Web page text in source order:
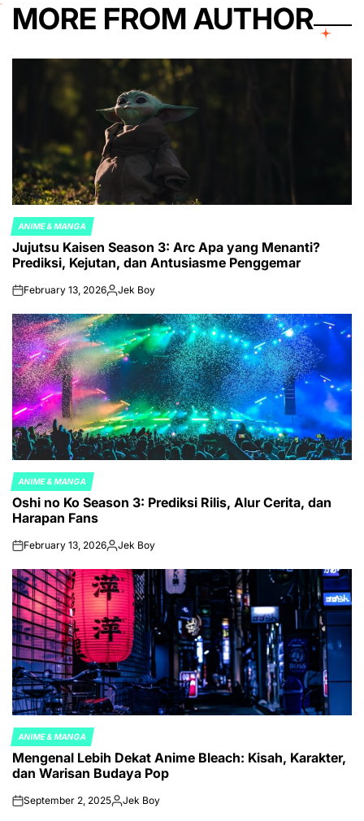
MORE FROM AUTHOR
POSTED
IN
ANIME & MANGA
Jujutsu Kaisen Season 3: Arc Apa yang Menanti?
Prediksi, Kejutan, dan Antusiasme Penggemar
onFebruary 13, 2026Posted
Jek Boy
POSTED
IN
ANIME & MANGA
Oshi no Ko Season 3: Prediksi Rilis, Alur Cerita, dan
Harapan Fans
onFebruary 13, 2026Posted
Jek Boy
POSTED
IN
ANIME & MANGA
Mengenal Lebih Dekat Anime Bleach: Kisah, Karakter,
dan Warisan Budaya Pop
onSeptember 2, 2025Posted
Jek Boy